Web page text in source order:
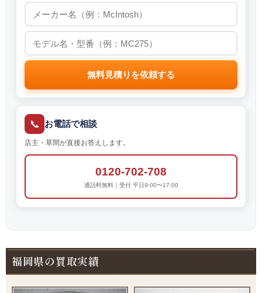
無料見積りを依頼する
📞 お電話で相談
店主・草間が直接お答えします。
0120-702-708
通話料無料｜受付 平日9:00〜17:00
福岡県の買取実績